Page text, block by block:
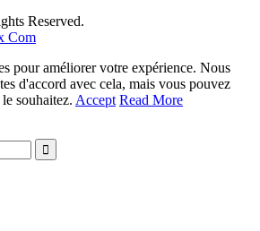
Reserved.
Com
pour améliorer votre expérience. Nous
d'accord avec cela, mais vous pouvez
souhaitez. Accept Read More